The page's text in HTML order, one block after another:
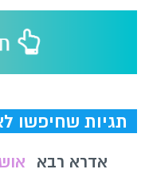
תגיות שחיפשו
אדרא רבא